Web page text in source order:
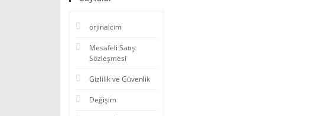
orjinalcim
Mesafeli Satış
Sözleşmesi
Gizlilik ve Güvenlik
Değişim